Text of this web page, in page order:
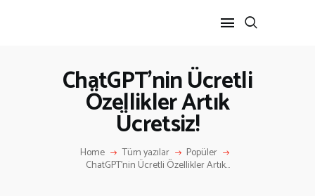
ChatGPT’nin Ücretli
Özellikler Artık
Ücretsiz!
Home Tüm yazılar Popüler
ChatGPT’nin Ücretli Özellikler Artık...
ANA SAYFA
HAKKIMIZDA